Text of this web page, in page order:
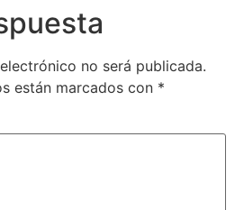
no será publicada.
están marcados con *